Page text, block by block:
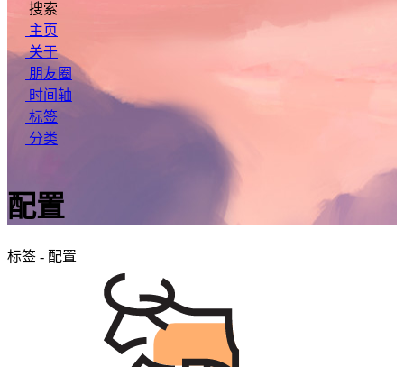
搜索
主页
关于
朋友圈
时间轴
标签
分类
配置
标签 - 配置